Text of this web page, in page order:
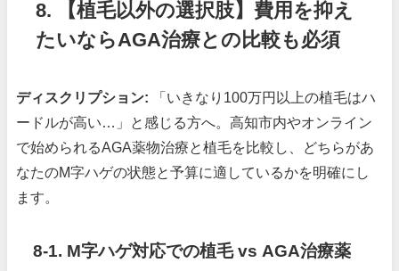
8. 【植毛以外の選択肢】費用を抑え
たいならAGA治療との比較も必須
ディスクリプション: 「いきなり100万円以上の植毛はハ
ードルが高い…」と感じる方へ。高知市内やオンライン
で始められるAGA薬物治療と植毛を比較し、どちらがあ
なたのM字ハゲの状態と予算に適しているかを明確にし
ます。
8-1. M字ハゲ対応での植毛 vs AGA治療薬